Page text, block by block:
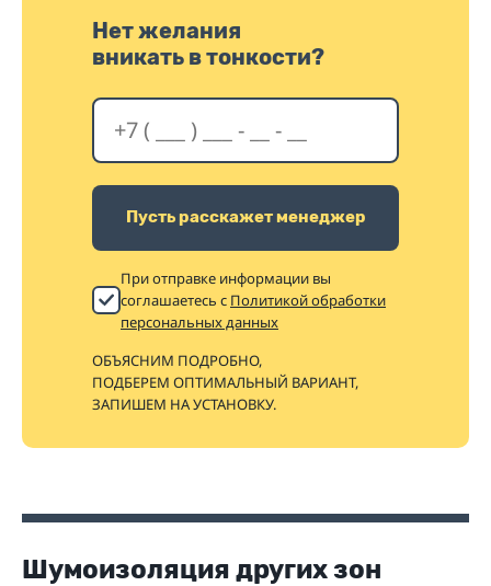
Нет желания
вникать в тонкости?
Пусть расскажет менеджер
При отправке информации вы
соглашаетесь с Политикой обработки
персональных данных
ОБЪЯСНИМ ПОДРОБНО,
ПОДБЕРЕМ ОПТИМАЛЬНЫЙ ВАРИАНТ,
ЗАПИШЕМ НА УСТАНОВКУ.
Шумоизоляция других зон